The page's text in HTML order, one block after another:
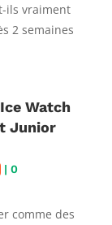
ils vraiment
2 semaines
Watch
Junior
| 0
comme des